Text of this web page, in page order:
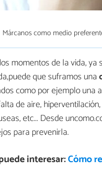
Márcanos como medio
momentos de la vida,
que suframos una
como por ejemplo una
de aire,
etc... Desde
para prevenirla.
interesar:Cómo